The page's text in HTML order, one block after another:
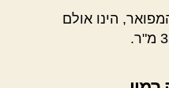
הינו אולם